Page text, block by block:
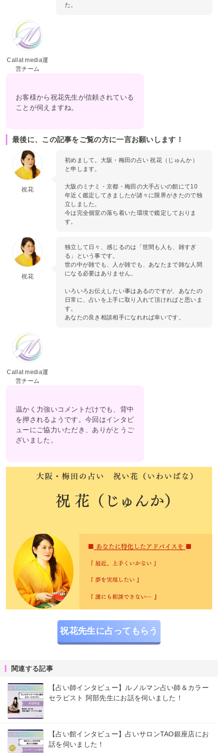
た。
Callat media運
営チーム
お客様から祝花先生が信頼されている
ことが伺えますね。
最後に、この記事をご覧の方に一言お願いします！
祝花
初めまして。大阪・梅田の占い 祝花（じゅんか）
と申します。
大阪のミナミ・京都・梅田の大手占いの館にて10
年近く鑑定してきましたが諸々に限界がきたので独
立しました。
今は完全個室の落ち着いた環境で鑑定しておりま
す。
祝花
独立して日々、感じるのは「世間も人も、雑すぎ
る」という事です。
世の中が雑でも、人が雑でも、あなたまで雑な人間
になる必要はありません。
いろいろお伝えしたい事はあるのですが、あなたの
日常に、占いを上手に取り入れて頂ければと思いま
す。
あなたの良き相談相手になれれば幸いです。
Callat media運
営チーム
温かく力強いコメントだけでも、背中
を押されるようです。今回はインタビ
ューにご協力いただき、ありがとうご
ざいました。
祝花先生に占ってもらう
関連する記事
【占い師インタビュー】ルノルマン占い師＆カラー
セラピスト 阿部先生にお話を伺いました！
【占い館インタビュー】占いサロンTAO銀座店にお
話を伺いました！